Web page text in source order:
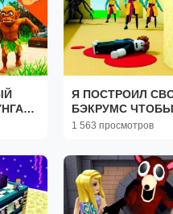
Я ПОСТРОИЛ
БЭКРУМС ЧТОБЫ
СЕЖАТЬ...
1 563 просмотров